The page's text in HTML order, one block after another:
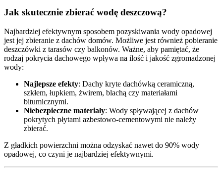
Jak skutecznie zbierać wodę deszczową?
Najbardziej efektywnym sposobem pozyskiwania wody opadowej
jest jej zbieranie z dachów domów. Możliwe jest również pobieranie
deszczówki z tarasów czy balkonów. Ważne, aby pamiętać, że
rodzaj pokrycia dachowego wpływa na ilość i jakość zgromadzonej
wody:
Najlepsze efekty: Dachy kryte dachówką ceramiczną,
szkłem, łupkiem, żwirem, blachą czy materiałami
bitumicznymi.
Niebezpieczne materiały: Wody spływającej z dachów
pokrytych płytami azbestowo-cementowymi nie należy
zbierać.
Z gładkich powierzchni można odzyskać nawet do 90% wody
opadowej, co czyni je najbardziej efektywnymi.